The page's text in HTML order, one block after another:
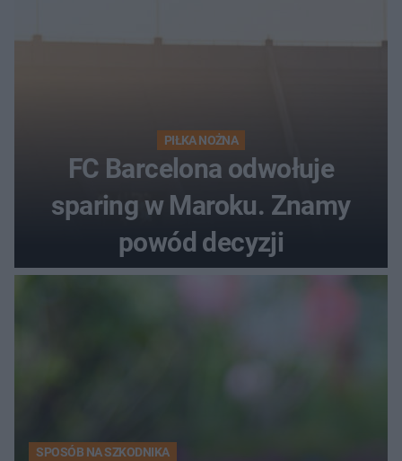
PIŁKA NOŻNA
FC Barcelona odwołuje
sparing w Maroku. Znamy
powód decyzji
SPOSÓB NA SZKODNIKA